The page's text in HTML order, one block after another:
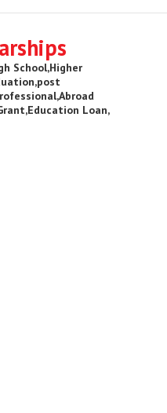
School,Higher
Loan,